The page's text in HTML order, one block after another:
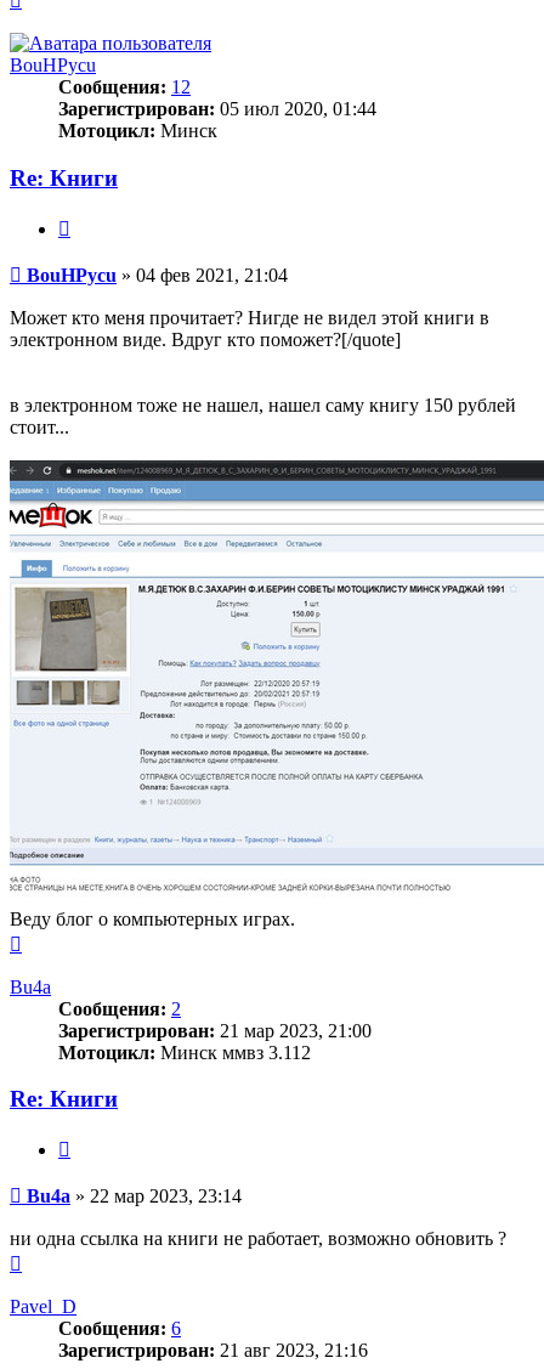
началу
BouHPycu
Сообщения: 12
Зарегистрирован: 05 июл 2020, 01:44
Мотоцикл: Минск
Re: Книги
Сообщение
BouHPycu » 04 фев 2021, 21:04
Может кто меня прочитает? Нигде не видел этой книги в
электронном виде. Вдруг кто поможет?[/quote]
в электронном тоже не нашел, нашел саму книгу 150 рублей
стоит...
Веду блог о компьютерных играх.
началу
Bu4a
Сообщения: 2
Зарегистрирован: 21 мар 2023, 21:00
Мотоцикл: Минск ммвз 3.112
Re: Книги
Сообщение
Bu4a » 22 мар 2023, 23:14
ни одна ссылка на книги не работает, возможно обновить ?
началу
Pavel_D
Сообщения: 6
Зарегистрирован: 21 авг 2023, 21:16